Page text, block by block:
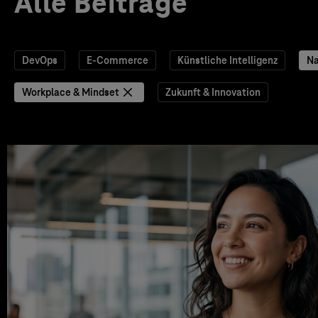
DevOps E-Commerce Künstliche Intelligenz
Workplace & Mindset Zukunft & Innovation